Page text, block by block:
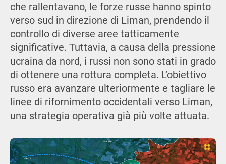
che rallentavano, le forze russe hanno spinto
verso sud in direzione di Liman, prendendo il
controllo di diverse aree tatticamente
significative. Tuttavia, a causa della pressione
ucraina da nord, i russi non sono stati in grado
di ottenere una rottura completa. L’obiettivo
russo era avanzare ulteriormente e tagliare le
linee di rifornimento occidentali verso Liman,
una strategia operativa già più volte attuata.